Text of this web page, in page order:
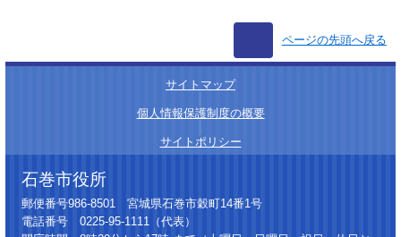
ページの先頭へ戻る
サイトマップ
個人情報保護制度の概要
サイトポリシー
石巻市役所
郵便番号986-8501 宮城県石巻市穀町14番1号
電話番号 0225-95-1111（代表）